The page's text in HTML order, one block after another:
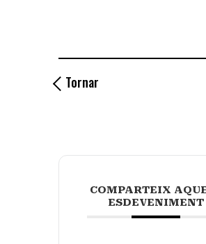
Tornar
COMPARTEIX
ESDEVENIMENT